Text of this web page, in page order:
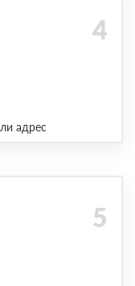
адрес